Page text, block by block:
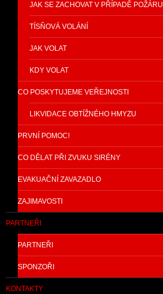
JAK SE ZACHOVAT V PŘÍPADĚ POŽÁRU
TÍSŇOVÁ VOLÁNÍ
JAK VOLAT
KDY VOLAT
CO POSKYTUJEME VEŘEJNOSTI
LIKVIDACE OBTÍŽNÉHO HMYZU
PRVNÍ POMOC!
CO DĚLAT PŘI ZVUKU SIRÉNY
EVAKUAČNÍ ZAVAZADLO
ZAJIMAVOSTI
PARTNEŘI
PARTNEŘI
SPONZOŘI
KONTAKTY